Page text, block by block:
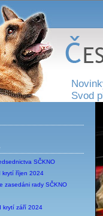
Svod
SČKNO
krytí říjen 2024
zasedáni rady SČKNO
krytí září 2024